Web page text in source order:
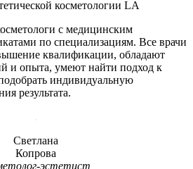
косметологии LA
с медицинским
по специализациям. Все врачи
квалификации, обладают
и опыта, умеют найти подход к
индивидуальную
результата.
Светлана
Копрова
эстетист